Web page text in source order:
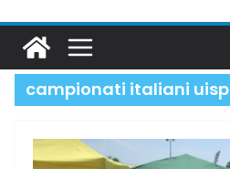
campionati italiani uisp